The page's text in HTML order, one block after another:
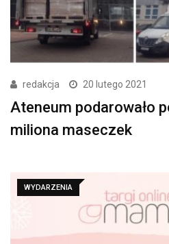
redakcja 20 lutego 2021
Ateneum podarowało
miliona maseczek
WYDARZENIA